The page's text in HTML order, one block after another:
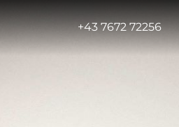
+43 7672 72256